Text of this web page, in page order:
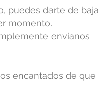
puedes darte de baja
momento.
envíanos
encantados de que